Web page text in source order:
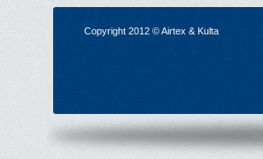
Copyright 2012 © Airtex & Kulta